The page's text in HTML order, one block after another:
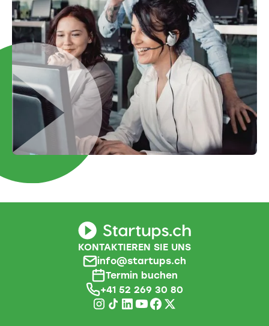
KONTAKTIEREN SIE UNS
info@startups.ch
Termin buchen
+41 52 269 30 80